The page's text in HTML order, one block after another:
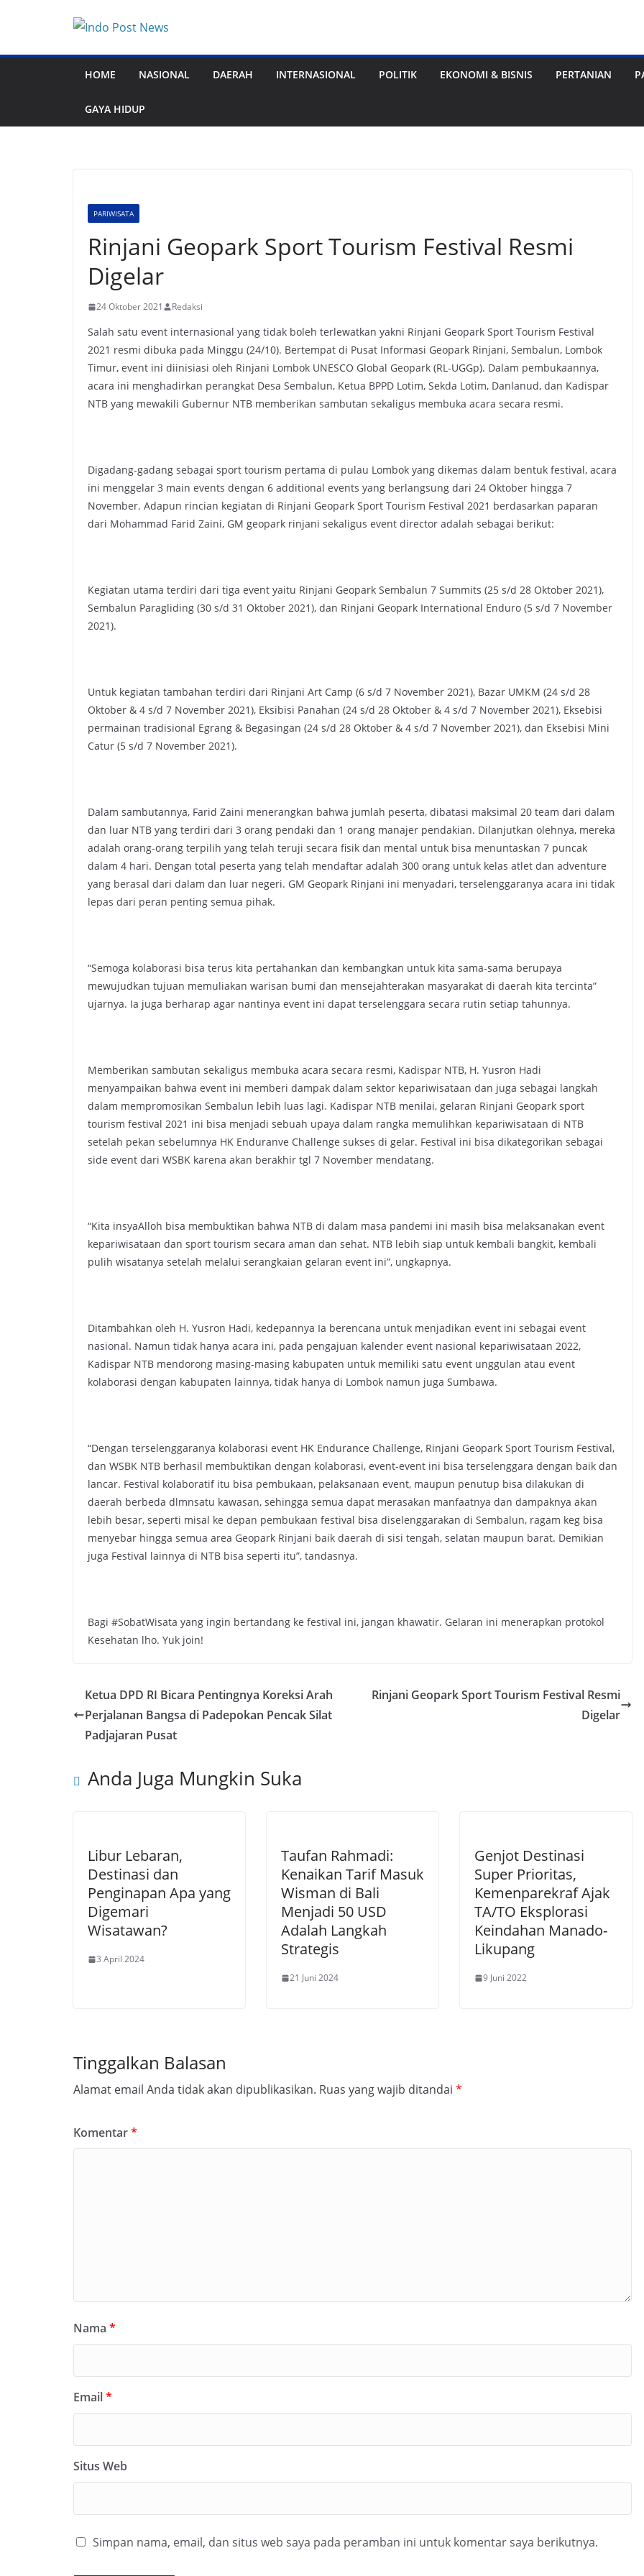
HOME NASIONAL DAERAH INTERNASIONAL POLITIK EKONOMI & BISNIS PERTANIAN
GAYA HIDUP
PARIWISATA
Rinjani Geopark Sport Tourism Festival Resmi
Digelar
24 Oktober 2021 Redaksi
Salah satu event internasional yang tidak boleh terlewatkan yakni Rinjani Geopark Sport Tourism Festival
2021 resmi dibuka pada Minggu (24/10). Bertempat di Pusat Informasi Geopark Rinjani, Sembalun, Lombok
Timur, event ini diinisiasi oleh Rinjani Lombok UNESCO Global Geopark (RL-UGGp). Dalam pembukaannya,
acara ini menghadirkan perangkat Desa Sembalun, Ketua BPPD Lotim, Sekda Lotim, Danlanud, dan Kadispar
NTB yang mewakili Gubernur NTB memberikan sambutan sekaligus membuka acara secara resmi.
Digadang-gadang sebagai sport tourism pertama di pulau Lombok yang dikemas dalam bentuk festival, acara
ini menggelar 3 main events dengan 6 additional events yang berlangsung dari 24 Oktober hingga 7
November. Adapun rincian kegiatan di Rinjani Geopark Sport Tourism Festival 2021 berdasarkan paparan
dari Mohammad Farid Zaini, GM geopark rinjani sekaligus event director adalah sebagai berikut:
Kegiatan utama terdiri dari tiga event yaitu Rinjani Geopark Sembalun 7 Summits (25 s/d 28 Oktober 2021),
Sembalun Paragliding (30 s/d 31 Oktober 2021), dan Rinjani Geopark International Enduro (5 s/d 7 November
2021).
Untuk kegiatan tambahan terdiri dari Rinjani Art Camp (6 s/d 7 November 2021), Bazar UMKM (24 s/d 28
Oktober & 4 s/d 7 November 2021), Eksibisi Panahan (24 s/d 28 Oktober & 4 s/d 7 November 2021), Eksebisi
permainan tradisional Egrang & Begasingan (24 s/d 28 Oktober & 4 s/d 7 November 2021), dan Eksebisi Mini
Catur (5 s/d 7 November 2021).
Dalam sambutannya, Farid Zaini menerangkan bahwa jumlah peserta, dibatasi maksimal 20 team dari dalam
dan luar NTB yang terdiri dari 3 orang pendaki dan 1 orang manajer pendakian. Dilanjutkan olehnya, mereka
adalah orang-orang terpilih yang telah teruji secara fisik dan mental untuk bisa menuntaskan 7 puncak
dalam 4 hari. Dengan total peserta yang telah mendaftar adalah 300 orang untuk kelas atlet dan adventure
yang berasal dari dalam dan luar negeri. GM Geopark Rinjani ini menyadari, terselenggaranya acara ini tidak
lepas dari peran penting semua pihak.
“Semoga kolaborasi bisa terus kita pertahankan dan kembangkan untuk kita sama-sama berupaya
mewujudkan tujuan memuliakan warisan bumi dan mensejahterakan masyarakat di daerah kita tercinta”
ujarnya. Ia juga berharap agar nantinya event ini dapat terselenggara secara rutin setiap tahunnya.
Memberikan sambutan sekaligus membuka acara secara resmi, Kadispar NTB, H. Yusron Hadi
menyampaikan bahwa event ini memberi dampak dalam sektor kepariwisataan dan juga sebagai langkah
dalam mempromosikan Sembalun lebih luas lagi. Kadispar NTB menilai, gelaran Rinjani Geopark sport
tourism festival 2021 ini bisa menjadi sebuah upaya dalam rangka memulihkan kepariwisataan di NTB
setelah pekan sebelumnya HK Enduranve Challenge sukses di gelar. Festival ini bisa dikategorikan sebagai
side event dari WSBK karena akan berakhir tgl 7 November mendatang.
“Kita insyaAlloh bisa membuktikan bahwa NTB di dalam masa pandemi ini masih bisa melaksanakan event
kepariwisataan dan sport tourism secara aman dan sehat. NTB lebih siap untuk kembali bangkit, kembali
pulih wisatanya setelah melalui serangkaian gelaran event ini”, ungkapnya.
Ditambahkan oleh H. Yusron Hadi, kedepannya Ia berencana untuk menjadikan event ini sebagai event
nasional. Namun tidak hanya acara ini, pada pengajuan kalender event nasional kepariwisataan 2022,
Kadispar NTB mendorong masing-masing kabupaten untuk memiliki satu event unggulan atau event
kolaborasi dengan kabupaten lainnya, tidak hanya di Lombok namun juga Sumbawa.
“Dengan terselenggaranya kolaborasi event HK Endurance Challenge, Rinjani Geopark Sport Tourism Festival,
dan WSBK NTB berhasil membuktikan dengan kolaborasi, event-event ini bisa terselenggara dengan baik dan
lancar. Festival kolaboratif itu bisa pembukaan, pelaksanaan event, maupun penutup bisa dilakukan di
daerah berbeda dlmnsatu kawasan, sehingga semua dapat merasakan manfaatnya dan dampaknya akan
lebih besar, seperti misal ke depan pembukaan festival bisa diselenggarakan di Sembalun, ragam keg bisa
menyebar hingga semua area Geopark Rinjani baik daerah di sisi tengah, selatan maupun barat. Demikian
juga Festival lainnya di NTB bisa seperti itu”, tandasnya.
Bagi #SobatWisata yang ingin bertandang ke festival ini, jangan khawatir. Gelaran ini menerapkan protokol
Kesehatan lho. Yuk join!
Ketua DPD RI Bicara Pentingnya Koreksi Arah
Perjalanan Bangsa di Padepokan Pencak Silat
Padjajaran Pusat
Rinjani Geopark Sport Tourism Festival Resmi
Digelar
Anda Juga Mungkin Suka
Libur Lebaran,
Destinasi dan
Penginapan Apa yang
Digemari
Wisatawan?
3 April 2024
Taufan Rahmadi:
Kenaikan Tarif Masuk
Wisman di Bali
Menjadi 50 USD
Adalah Langkah
Strategis
21 Juni 2024
Genjot Destinasi
Super Prioritas,
Kemenparekraf Ajak
TA/TO Eksplorasi
Keindahan Manado-
Likupang
9 Juni 2022
Tinggalkan Balasan
Alamat email Anda tidak akan dipublikasikan. Ruas yang wajib ditandai *
Komentar*
Nama *
Email*
Situs Web
Simpan nama, email, dan situs web saya pada peramban ini untuk komentar saya berikutnya.